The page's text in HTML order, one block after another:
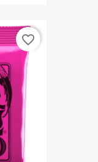
favorite_border